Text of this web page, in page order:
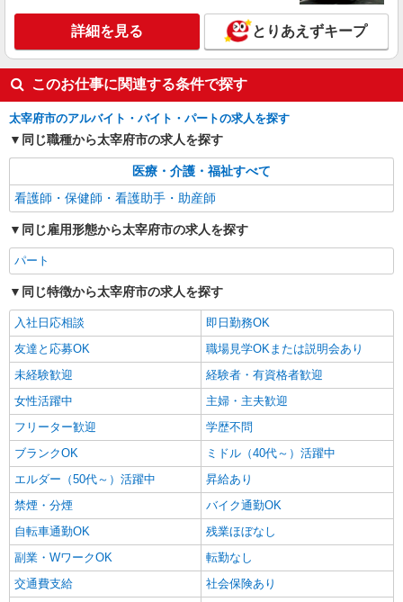
詳細を見る とりあえずキープ
このお仕事に関連する条件で探す
太宰府市のアルバイト・バイト・パートの求人を探す
同じ職種から太宰府市の求人を探す
医療・介護・福祉すべて
看護師・保健師・看護助手・助産師
同じ雇用形態から太宰府市の求人を探す
パート
同じ特徴から太宰府市の求人を探す
入社日応相談
即日勤務OK
友達と応募OK
職場見学OKまたは説明会あり
未経験歓迎
経験者・有資格者歓迎
女性活躍中
主婦・主夫歓迎
フリーター歓迎
学歴不問
ブランクOK
ミドル（40代～）活躍中
エルダー（50代～）活躍中
昇給あり
禁煙・分煙
バイク通勤OK
自転車通勤OK
残業ほぼなし
副業・WワークOK
転勤なし
交通費支給
社会保険あり